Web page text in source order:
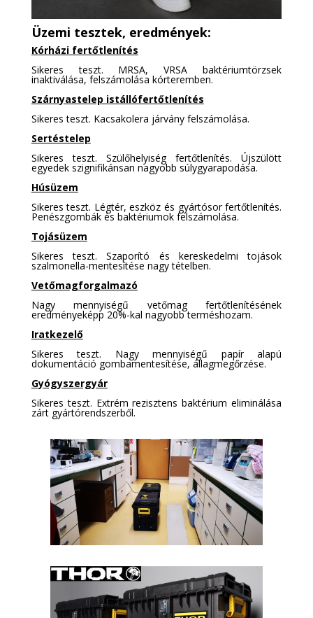
Üzemi tesztek, eredmények:
Kórházi fertőtlenítés
Sikeres teszt. MRSA, VRSA baktériumtörzsek
inaktiválása, felszámolása kórteremben.
Szárnyastelep istállófertőtlenítés
Sikeres teszt. Kacsakolera járvány felszámolása.
Sertéstelep
Sikeres teszt. Szülőhelyiség fertőtlenítés. Újszülött
egyedek szignifikánsan nagyobb súlygyarapodása.
Húsüzem
Sikeres teszt. Légtér, eszköz és gyártósor fertőtlenítés.
Penészgombák és baktériumok felszámolása.
Tojásüzem
Sikeres teszt. Szaporító és kereskedelmi tojások
szalmonella-mentesítése nagy tételben.
Vetőmagforgalmazó
Nagy mennyiségű vetőmag fertőtlenítésének
eredményeképp 20%-kal nagyobb terméshozam.
Iratkezelő
Sikeres teszt. Nagy mennyiségű papír alapú
dokumentáció gombamentesítése, állagmegőrzése.
Gyógyszergyár
Sikeres teszt. Extrém rezisztens baktérium eliminálása
zárt gyártórendszerből.